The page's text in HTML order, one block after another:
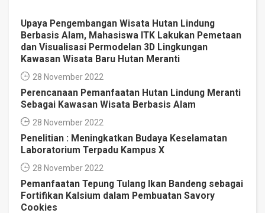
Upaya Pengembangan Wisata Hutan Lindung
Berbasis Alam, Mahasiswa ITK Lakukan Pemetaan
dan Visualisasi Permodelan 3D Lingkungan
Kawasan Wisata Baru Hutan Meranti
28 November 2022
Perencanaan Pemanfaatan Hutan Lindung Meranti
Sebagai Kawasan Wisata Berbasis Alam
28 November 2022
Penelitian : Meningkatkan Budaya Keselamatan
Laboratorium Terpadu Kampus X
28 November 2022
Pemanfaatan Tepung Tulang Ikan Bandeng sebagai
Fortifikan Kalsium dalam Pembuatan Savory
Cookies